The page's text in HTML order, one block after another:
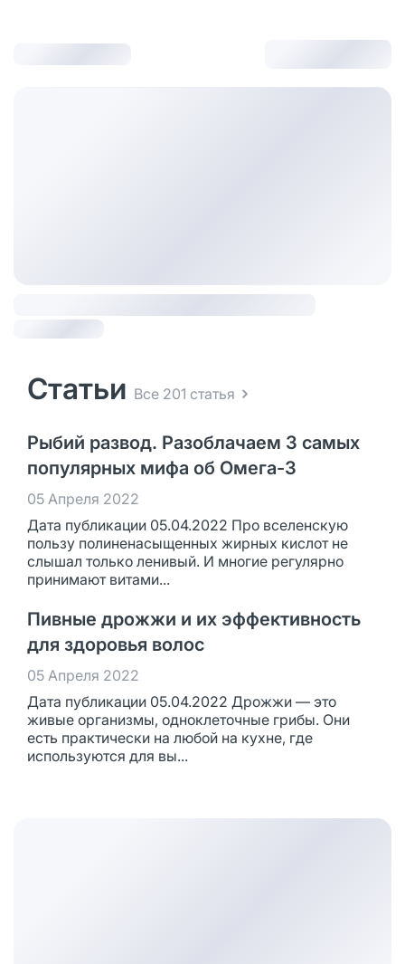
Статьи Все 201 статья
Рыбий развод. Разоблачаем 3 самых
популярных мифа об Омега-3
05 Апреля 2022
Дата публикации 05.04.2022 Про вселенскую
пользу полиненасыщенных жирных кислот не
слышал только ленивый. И многие регулярно
принимают витами...
Пивные дрожжи и их эффективность
для здоровья волос
05 Апреля 2022
Дата публикации 05.04.2022 Дрожжи — это
живые организмы, одноклеточные грибы. Они
есть практически на любой на кухне, где
используются для вы...